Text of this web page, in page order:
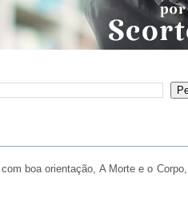
boa orientação, A Morte e o